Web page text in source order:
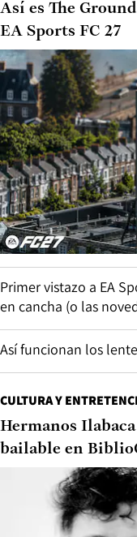
Así es The
EA Sports FC 27
Primer vistazo a EA
en cancha (o las
Así funcionan los
CULTURA Y
Hermanos
bailable en